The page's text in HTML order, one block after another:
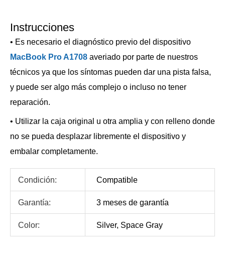
Instrucciones
• Es necesario el diagnóstico previo del dispositivo
MacBook Pro A1708 averiado por parte de nuestros
técnicos ya que los síntomas pueden dar una pista falsa,
y puede ser algo más complejo o incluso no tener
reparación.
• Utilizar la caja original u otra amplia y con relleno donde
no se pueda desplazar libremente el dispositivo y
embalar completamente.
Condición: Compatible
Garantía: 3 meses de garantía
Color: Silver, Space Gray